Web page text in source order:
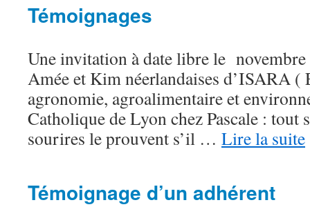
Témoignages
Une invitation à date libre le novembre
Amée et Kim néerlandaises d’ISARA (
agronomie, agroalimentaire et
Catholique de Lyon chez Pascale : tout
sourires le prouvent s’il … Lire la suite
Témoignage d’un adhérent